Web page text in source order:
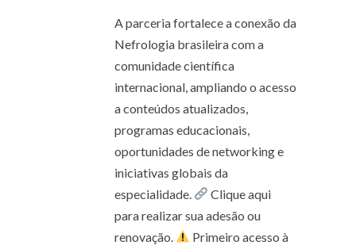
A parceria fortalece a conexão da
Nefrologia brasileira com a
comunidade científica
internacional, ampliando o acesso
a conteúdos atualizados,
programas educacionais,
oportunidades de networking e
iniciativas globais da
especialidade.
Clique aqui
para realizar sua adesão ou
renovação.
Primeiro acesso à